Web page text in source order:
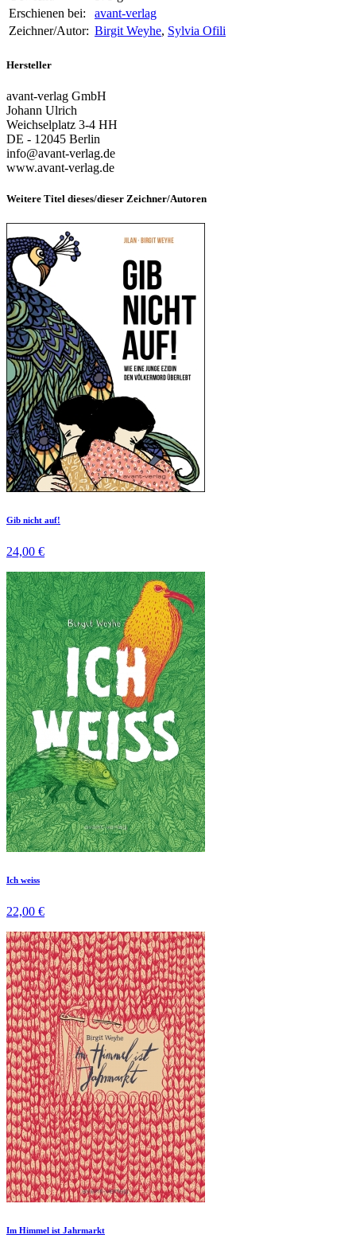
Erschienen bei:
avant-verlag
Zeichner/Autor: Birgit Weyhe, Sylvia Ofili
Hersteller
avant-verlag GmbH
Johann Ulrich
Weichselplatz 3-4 HH
DE - 12045 Berlin
info@avant-verlag.de
www.avant-verlag.de
Weitere Titel dieses/dieser Zeichner/Autoren
Gib nicht auf!
24,00 €
Ich weiss
22,00 €
Im Himmel ist Jahrmarkt